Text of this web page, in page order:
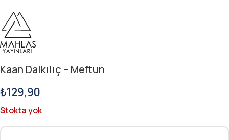
Kaan Dalkılıç – Meftun
₺129,90
Stokta yok